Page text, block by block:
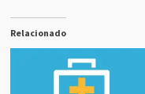
Relacionado